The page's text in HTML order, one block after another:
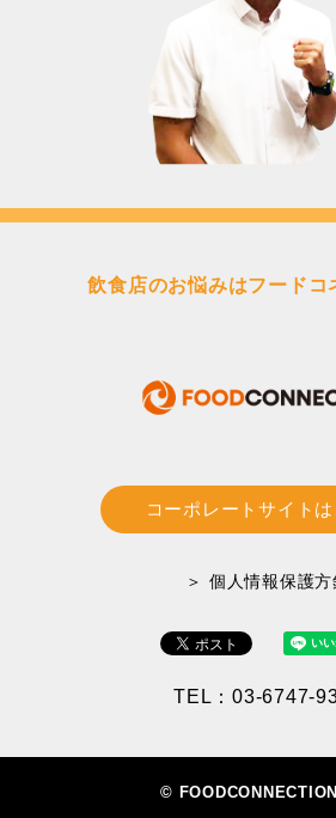
飲食店のお悩みはフードコ
コーポレートサイト
＞ 個人情報保護方
TEL：03-6747-
©